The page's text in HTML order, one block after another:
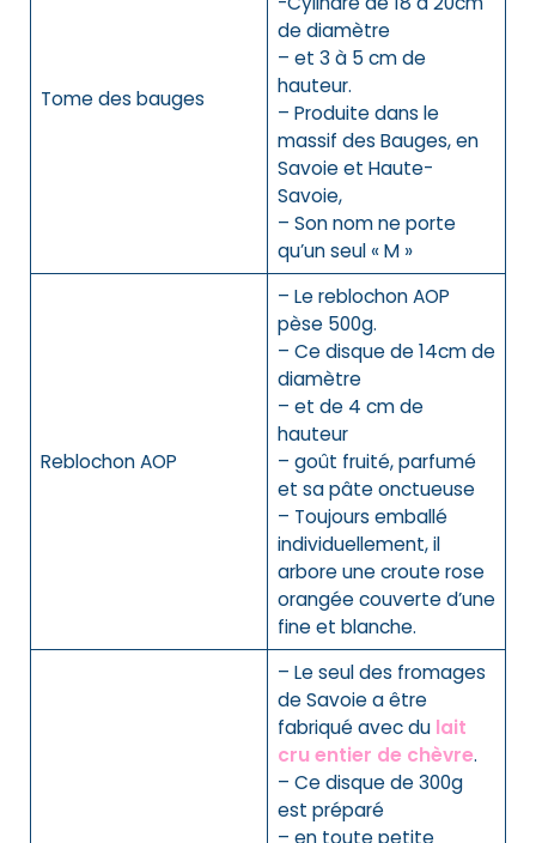
Tome des bauges
de diamètre
– et 3 à 5 cm de
hauteur.
– Produite dans le
massif des Bauges, en
Savoie et Haute-
Savoie,
– Son nom ne porte
qu’un seul « M »
ReblochonAOP
– Le reblochon AOP
pèse 500g.
– Ce disque de 14cm de
diamètre
– et de 4 cm de
hauteur
– goût fruité, parfumé
et sa pâte onctueuse
– Toujours emballé
individuellement, il
arbore une croute rose
orangée couverte d’une
fine et blanche.
– Le seul des fromages
de Savoie a être
fabriqué avec dulait
cru entier de chèvre.
– Ce disque de 300g
est préparé
– en toute petite